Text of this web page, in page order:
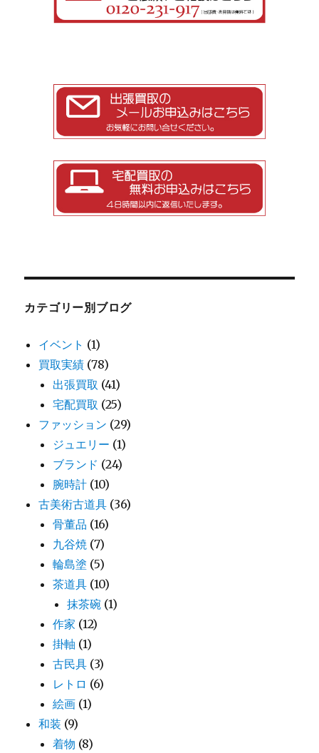
カテゴリー別ブログ
イベント (1)
買取実績 (78)
出張買取 (41)
宅配買取 (25)
ファッション (29)
ジュエリー (1)
ブランド (24)
腕時計 (10)
古美術古道具 (36)
骨董品 (16)
九谷焼 (7)
輪島塗 (5)
茶道具 (10)
抹茶碗 (1)
作家 (12)
掛軸 (1)
古民具 (3)
レトロ (6)
絵画 (1)
和装 (9)
着物 (8)